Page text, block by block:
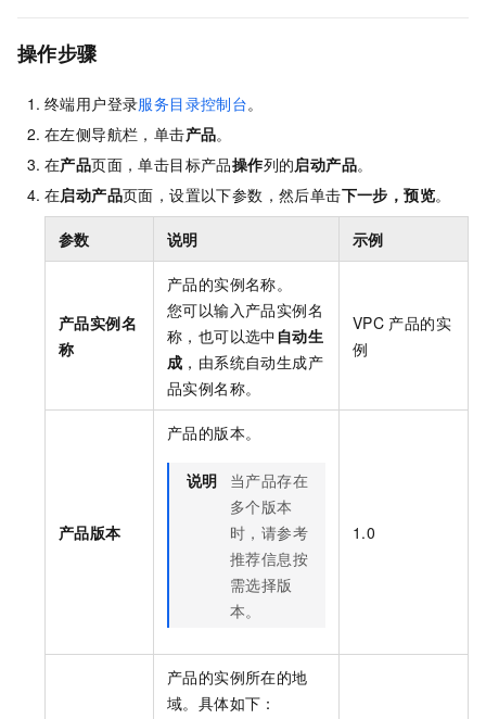
操作步骤
终端用户登录服务目录控制台。
在左侧导航栏，单击产品。
在产品页面，单击目标产品操作列的启动产品。
在启动产品页面，设置以下参数，然后单击下一步，预览。
参数 说明 示例
产品实例名
称
产品的实例名称。
您可以输入产品实例名
称，也可以选中 自动生
成 ，由系统自动生成产
品实例名称。
VPC 产品的实
例
产品版本
产品的版本。
说明
当产品存在
多个版本
时，请参考
推荐信息按
需选择版
本。
1.0
产品的实例所在的地
域。具体如下：